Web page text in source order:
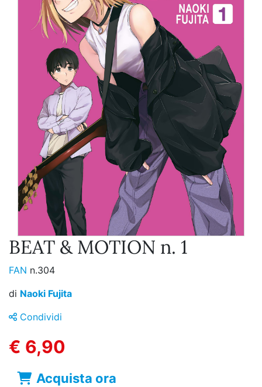
BEAT & MOTION n. 1
FAN n.304
di Naoki Fujita
Condividi
€ 6,90
Acquista ora